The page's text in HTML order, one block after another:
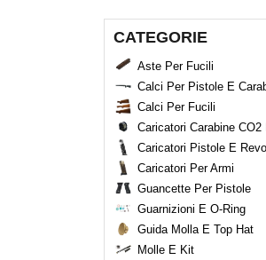
CATEGORIE
Aste Per Fucili
Calci Per Pistole E
Calci Per Fucili
Caricatori Carabine CO2
Caricatori Pistole E
Caricatori Per Armi
Guancette Per Pistole
Guarnizioni E O-Ring
Guida Molla E Top Hat
Molle E Kit